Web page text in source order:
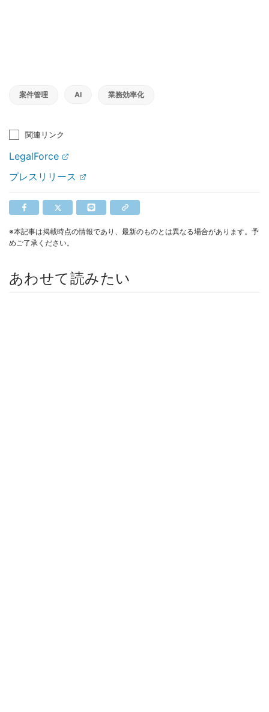
案件管理 AI 業務効率化
関連リンク
LegalForce
プレスリリース
※本記事は掲載時点の情報であり、最新のものとは異なる場合があります。予
めご了承ください。
あわせて読みたい